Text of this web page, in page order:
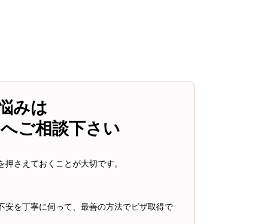
みは
ご相談下さい
さえておくことが大切です。
を丁寧に伺って、最善の方法でビザ取得で